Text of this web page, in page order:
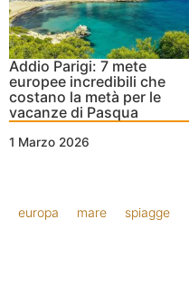
Addio Parigi: 7 mete
europee incredibili che
costano la metà per le
vacanze di Pasqua
1 Marzo 2026
europa mare spiagge